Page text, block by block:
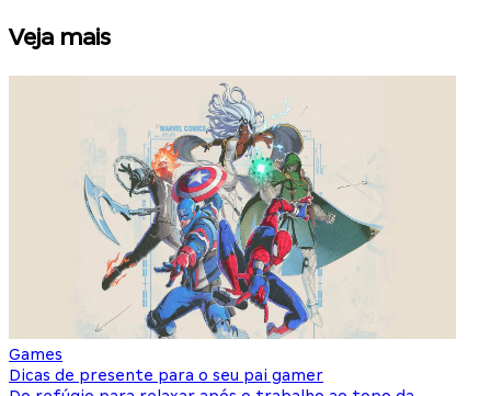
Veja mais
Games
Dicas de presente para o seu pai gamer